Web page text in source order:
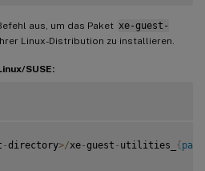
aus, um das Paket xe-guest-
Linux-Distribution zu installieren.
SUSE:
-directory>/xe-guest - utilities_ {